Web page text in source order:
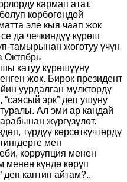
кармап атат.
көрбөгөндөй
эле кыя чаап жок
да чечкиндүү күрөш
-тамырынан жоготуу үчүн
Октябрь
катуу күрөшүүнү
жок. Бирок президент
уурдалган мүлктөрдү
, “саясый эрк” деп ушуну
. Ал эми ар кандай
жүргүзүлөт.
, түрдүү көрсөткүчтөрдү
мен
, коррупция менен
менен күндө көрүп
деп кантип айтам?..